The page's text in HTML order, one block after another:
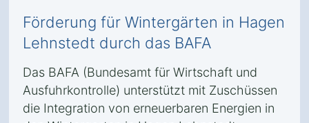
Förderung für Wintergärten in Hagen
Lehnstedt durch das BAFA
Das BAFA (Bundesamt für Wirtschaft und
Ausfuhrkontrolle) unterstützt mit Zuschüssen
die Integration von erneuerbaren Energien in